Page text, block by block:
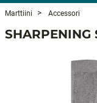
Marttiini Accessori
SHARPENING